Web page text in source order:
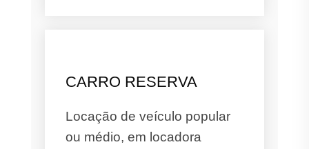
CARRO RESERVA
Locação de veículo popular
ou médio, em locadora